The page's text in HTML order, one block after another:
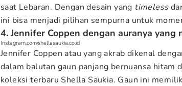
saat Lebaran. Dengan desain yang timeless
ini bisa menjadi pilihan sempurna untuk
4. Jennifer Coppen dengan auranya yang
Instagram.com/shellasaukia.co.id
Jennifer Coppen atau yang akrab dikenal
dalam balutan gaun panjang bernuansa hitam
koleksi terbaru Shella Saukia. Gaun ini